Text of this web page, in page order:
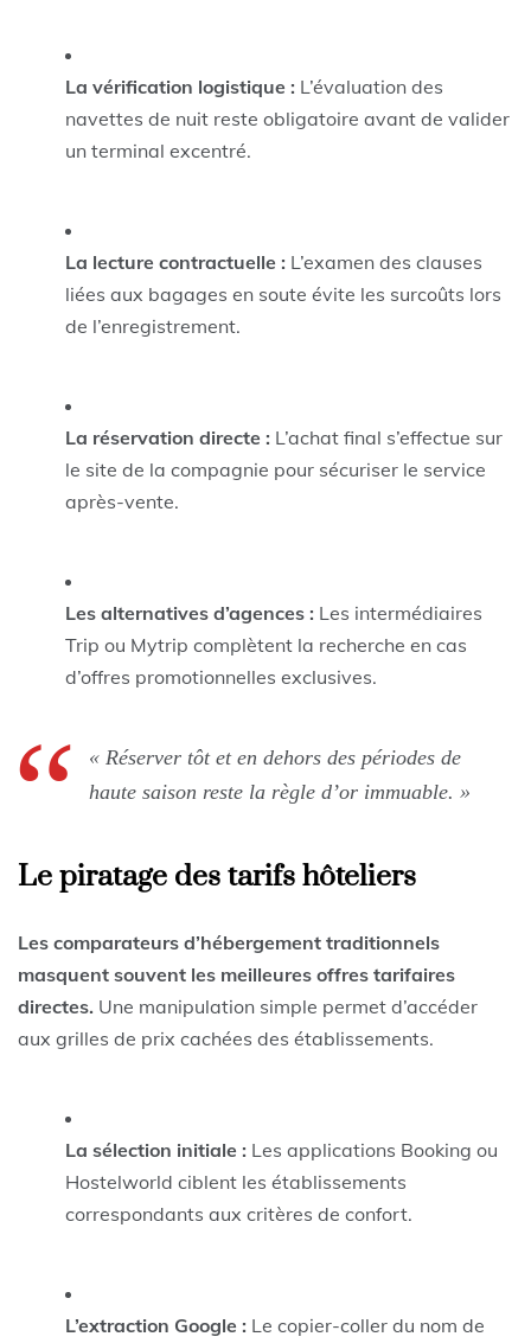
La vérification logistique : L’évaluation des
navettes de nuit reste obligatoire avant de valider
un terminal excentré.
La lecture contractuelle : L’examen des clauses
liées aux bagages en soute évite les surcoûts lors
de l’enregistrement.
La réservation directe : L’achat final s’effectue sur
le site de la compagnie pour sécuriser le service
après-vente.
Les alternatives d’agences : Les intermédiaires
Trip ou Mytrip complètent la recherche en cas
d’offres promotionnelles exclusives.
« Réserver tôt et en dehors des périodes de
haute saison reste la règle d’or immuable. »
Le piratage des tarifs hôteliers
Les comparateurs d’hébergement traditionnels
masquent souvent les meilleures offres tarifaires
directes. Une manipulation simple permet d’accéder
aux grilles de prix cachées des établissements.
La sélection initiale : Les applications Booking ou
Hostelworld ciblent les établissements
correspondants aux critères de confort.
L’extraction Google : Le copier-coller du nom de